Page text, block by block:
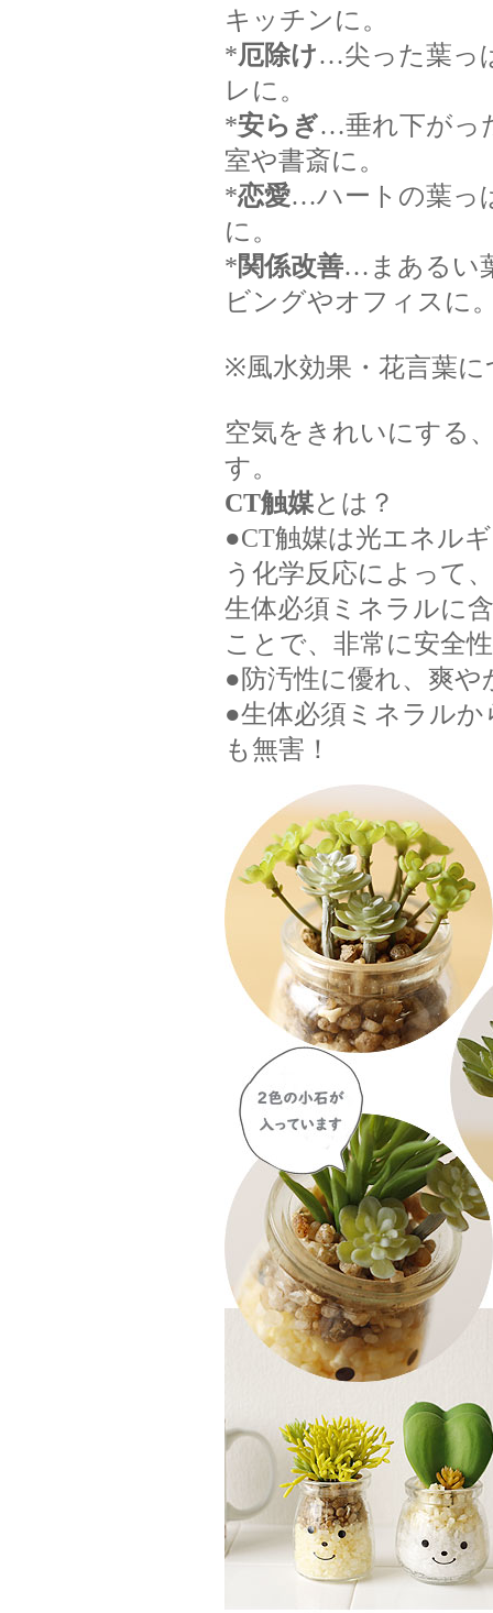
キッチンに。
*厄除け…尖った葉っ
レに。
*安らぎ…垂れ下がっ
室や書斎に。
*恋愛…ハートの葉っ
に。
*関係改善…まあるい
ビングやオフィスに
※風水効果・花言葉
空気をきれいにする
す。
CT触媒とは？
●CT触媒は光エネル
う化学反応によって
生体必須ミネラルに
ことで、非常に安全
●防汚性に優れ、爽や
●生体必須ミネラル
も無害！